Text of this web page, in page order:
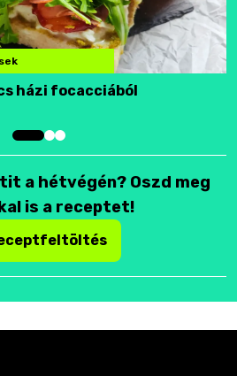
házi focacciából
a hétvégén? Oszd meg
is a receptet!